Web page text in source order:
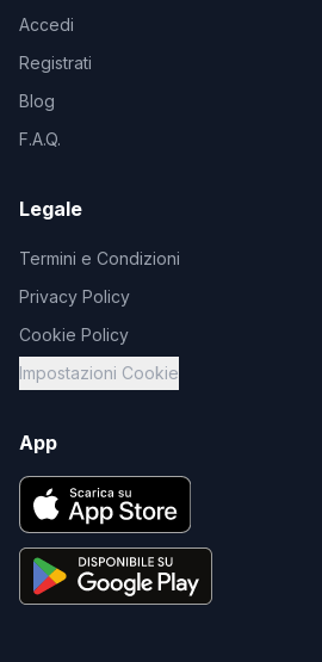
Accedi
Registrati
Blog
F.A.Q.
Legale
Termini e Condizioni
Privacy Policy
Cookie Policy
Impostazioni Cookie
App